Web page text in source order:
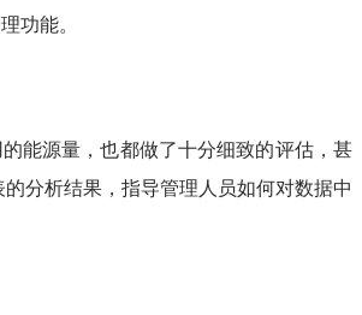
功能。
能源量，也都做了十分细致的评估，甚
分析结果，指导管理人员如何对数据中